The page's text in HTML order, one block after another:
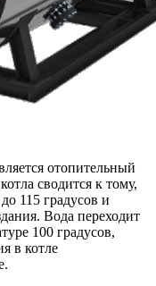
отопительный
сводится к тому,
115 градусов и
Вода переходит
100 градусов,
в котле